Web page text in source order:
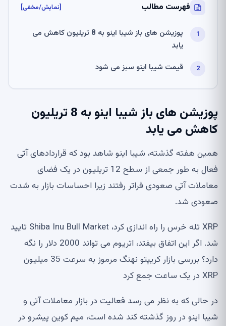
فهرست مطالب [نمایش/مخفی]
پوزیشن های باز شیبا اینو به 8 تریلیون کاهش می
یابد
قیمت شیبا اینو سبز می شود
پوزیشن های باز شیبا اینو به 8 تریلیون
کاهش می یابد
همین هفته گذشته، شیبا اینو شاهد بود که قراردادهای آتی
فعال به طور جمعی از سطح 12 تریلیون در یک فضای
معاملات آتی صعودی فراتر رفتند زیرا احساسات بازار به شدت
صعودی شد.
XRP تله خرس را راه اندازی کرد، Shiba Inu Bull Market تایید
شد. اگر این اتفاق بیفتد، اتریوم می تواند 2000 دلار را نگه
دارد؟ بررسی بازار کریپتو نهنگ مرموز به سرعت 35 میلیون
XRP در یک ساعت جمع کرد
در حالی که به نظر می رسد فعالیت در بازار معاملات آتی و
شیبا اینو در روز گذشته کند شده است، میم کوین پیشرو در